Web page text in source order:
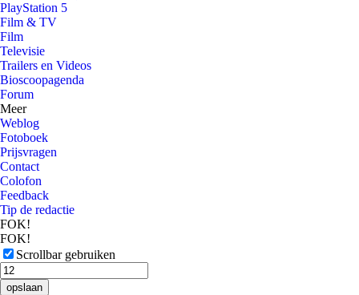
PlayStation 5
Film & TV
Film
Televisie
Trailers en Videos
Bioscoopagenda
Forum
Meer
Weblog
Fotoboek
Prijsvragen
Contact
Colofon
Feedback
Tip de redactie
FOK!
FOK!
Scrollbar gebruiken
opslaan